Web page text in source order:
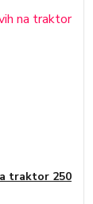
traktor 250